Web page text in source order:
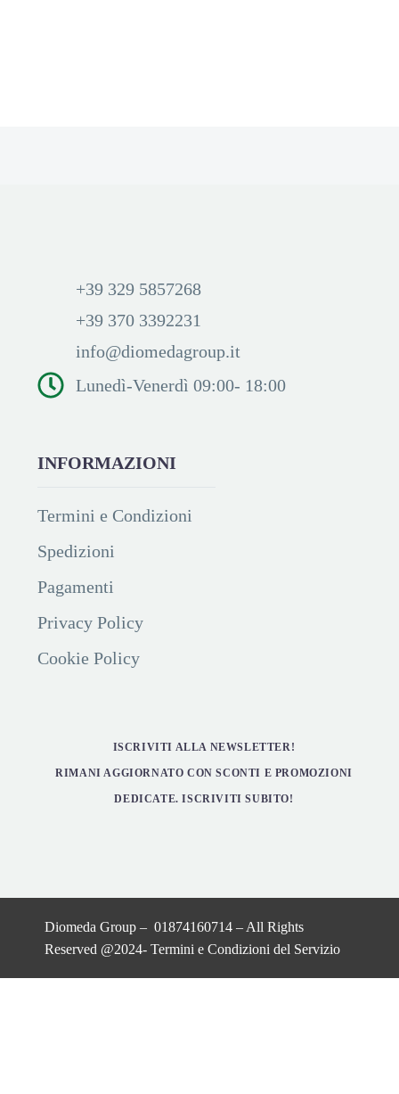
+39 329 5857268
+39 370 3392231
info@diomedagroup.it
Lunedì-Venerdì 09:00- 18:00
INFORMAZIONI
Termini e Condizioni
Spedizioni
Pagamenti
Privacy Policy
Cookie Policy
ISCRIVITI ALLA NEWSLETTER!
RIMANI AGGIORNATO CON SCONTI E PROMOZIONI
DEDICATE. ISCRIVITI SUBITO!
Diomeda Group – 01874160714 – All Rights
Reserved @2024- Termini e Condizioni del Servizio